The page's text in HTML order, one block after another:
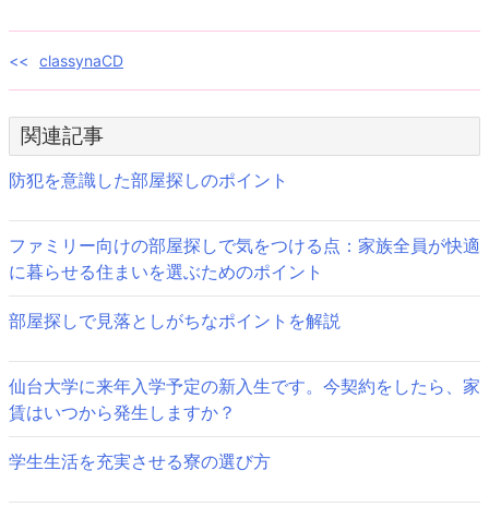
投
ナ
ビ
ゲ
ー
シ
ン
classynaCD
関連記事
防犯を意識した部屋探しのポイント
ファミリー向けの部屋探しで気をつける点：家族全員が快適
に暮らせる住まいを選ぶためのポイント
部屋探しで見落としがちなポイントを解説
仙台大学に来年入学予定の新入生です。今契約をしたら、家
賃はいつから発生しますか？
学生生活を充実させる寮の選び方